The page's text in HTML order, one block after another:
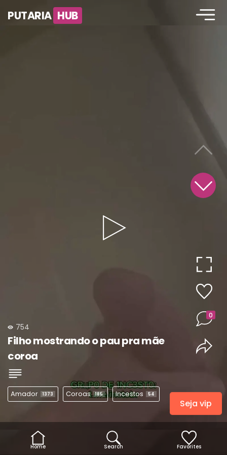
PUTARIA HUB
Play
754
Filho mostrando o pau pra mãe
coroa
Amador 1373 Coroas 185 Incestos 54
0
Home Search Favorites
Seja vip